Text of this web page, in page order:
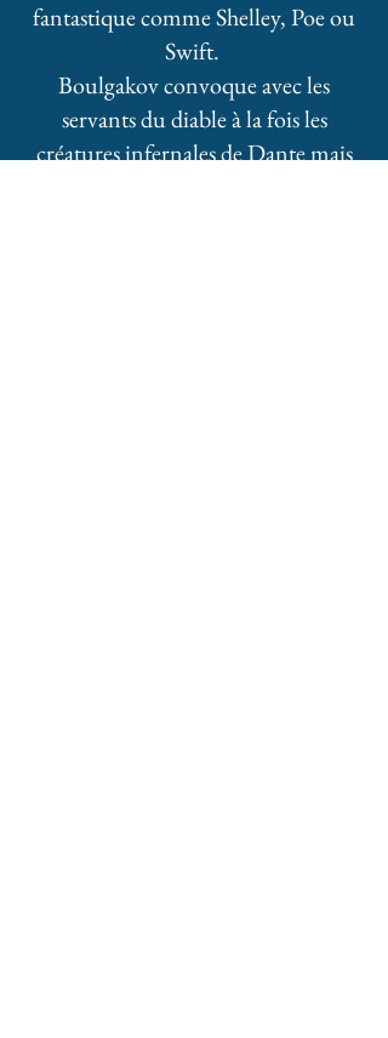
fantastique comme Shelley, Poe ou
Swift.
Boulgakov convoque avec les
servants du diable à la fois les
créatures infernales de Dante mais